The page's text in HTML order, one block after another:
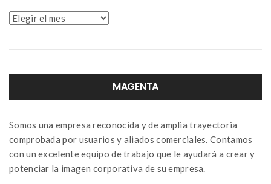
Archivos
MAGENTA
Somos una empresa reconocida y de amplia trayectoria
comprobada por usuarios y aliados comerciales. Contamos
con un excelente equipo de trabajo que le ayudará a crear y
potenciar la imagen corporativa de su empresa.